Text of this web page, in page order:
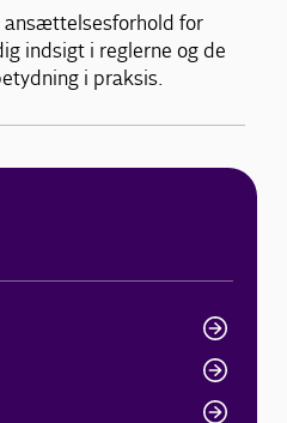
ansættelsesforhold for
indsigt i reglerne og de
i praksis.